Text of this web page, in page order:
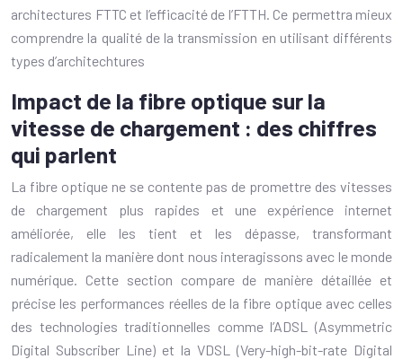
architectures FTTC et l’efficacité de l’FTTH. Ce permettra mieux
comprendre la qualité de la transmission en utilisant différents
types d’architechtures
Impact de la fibre optique sur la
vitesse de chargement : des chiffres
qui parlent
La fibre optique ne se contente pas de promettre des vitesses
de chargement plus rapides et une expérience internet
améliorée, elle les tient et les dépasse, transformant
radicalement la manière dont nous interagissons avec le monde
numérique. Cette section compare de manière détaillée et
précise les performances réelles de la fibre optique avec celles
des technologies traditionnelles comme l’ADSL (Asymmetric
Digital Subscriber Line) et la VDSL (Very-high-bit-rate Digital